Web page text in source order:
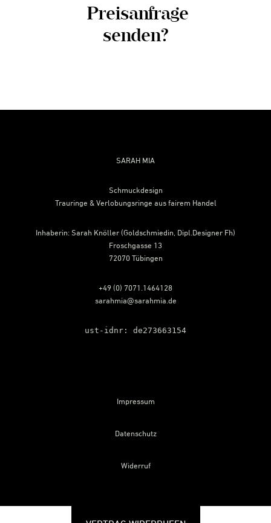
Preisanfrage
senden?
SARAH MIA
Schmuckdesign
Trauringe & Verlobungsringe aus fairem Handel
Inhaberin: Sarah Knöller (Goldschmiedin, Dipl.Designer Fh)
Froschgasse 13
72070 Tübingen
+49 (0) 7071.1464128
sarahmia@sarahmia.de
ust-idnr: de273663154
Impressum
Datenschutz
Widerruf